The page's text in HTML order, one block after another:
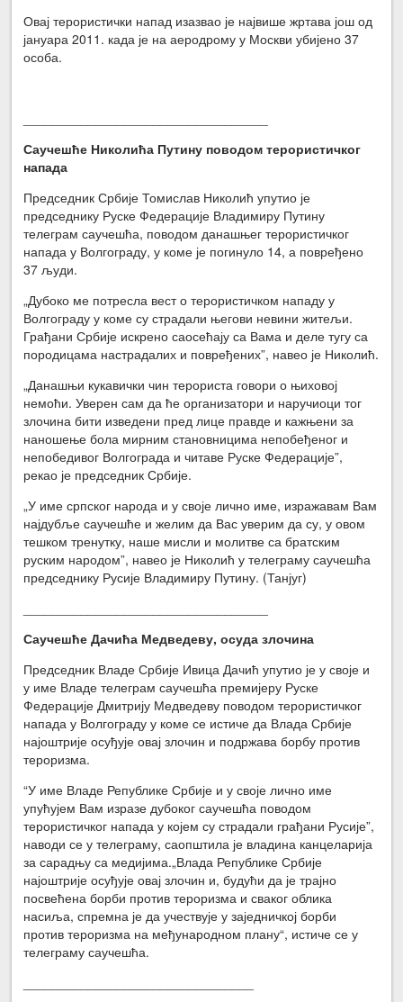
Овај терористички напад изазвао је највише жртава још од
јануара 2011. када је на аеродрому у Москви убијено 37
особа.
Саучешће Николића Путину поводом терористичког
напада
Председник Србије Томислав Николић упутио је
председнику Руске Федерације Владимиру Путину
телеграм саучешћа, поводом данашњег терористичког
напада у Волгограду, у коме је погинуло 14, а повређено
37 људи.
„Дубоко ме потресла вест о терористичком нападу у
Волгограду у коме су страдали његови невини житељи.
Грађани Србије искрено саосећају са Вама и деле тугу са
породицама настрадалих и повређених”, навео је Николић.
„Данашњи кукавички чин терориста говори о њиховој
немоћи. Уверен сам да ће организатори и наручиоци тог
злочина бити изведени пред лице правде и кажњени за
наношење бола мирним становницима непобеђеног и
непобедивог Волгограда и читаве Руске Федерације”,
рекао је председник Србије.
„У име српског народа и у своје лично име, изражавам Вам
најдубље саучешће и желим да Вас уверим да су, у овом
тешком тренутку, наше мисли и молитве са братским
руским народом”, навео је Николић у телеграму саучешћа
председнику Русије Владимиру Путину. (Танјуг)
Саучешће Дачића Медведеву, осуда злочина
Председник Владе Србије Ивица Дачић упутио је у своје и
у име Владе телеграм саучешћа премијеру Руске
Федерације Дмитрију Медведеву поводом терористичког
напада у Волгограду у коме се истиче да Влада Србије
најоштрије осуђује овај злочин и подржава борбу против
тероризма.
“У име Владе Републике Србије и у своје лично име
упућујем Вам изразе дубоког саучешћа поводом
терористичког напада у којем су страдали грађани Русије”,
наводи се у телеграму, саопштила је владина канцеларија
за сарадњу са медијима.„Влада Републике Србије
најоштрије осуђује овај злочин и, будући да је трајно
посвећена борби против тероризма и сваког облика
насиља, спремна је да учествује у заједничкој борби
против тероризма на међународном плану“, истиче се у
телеграму саучешћа.